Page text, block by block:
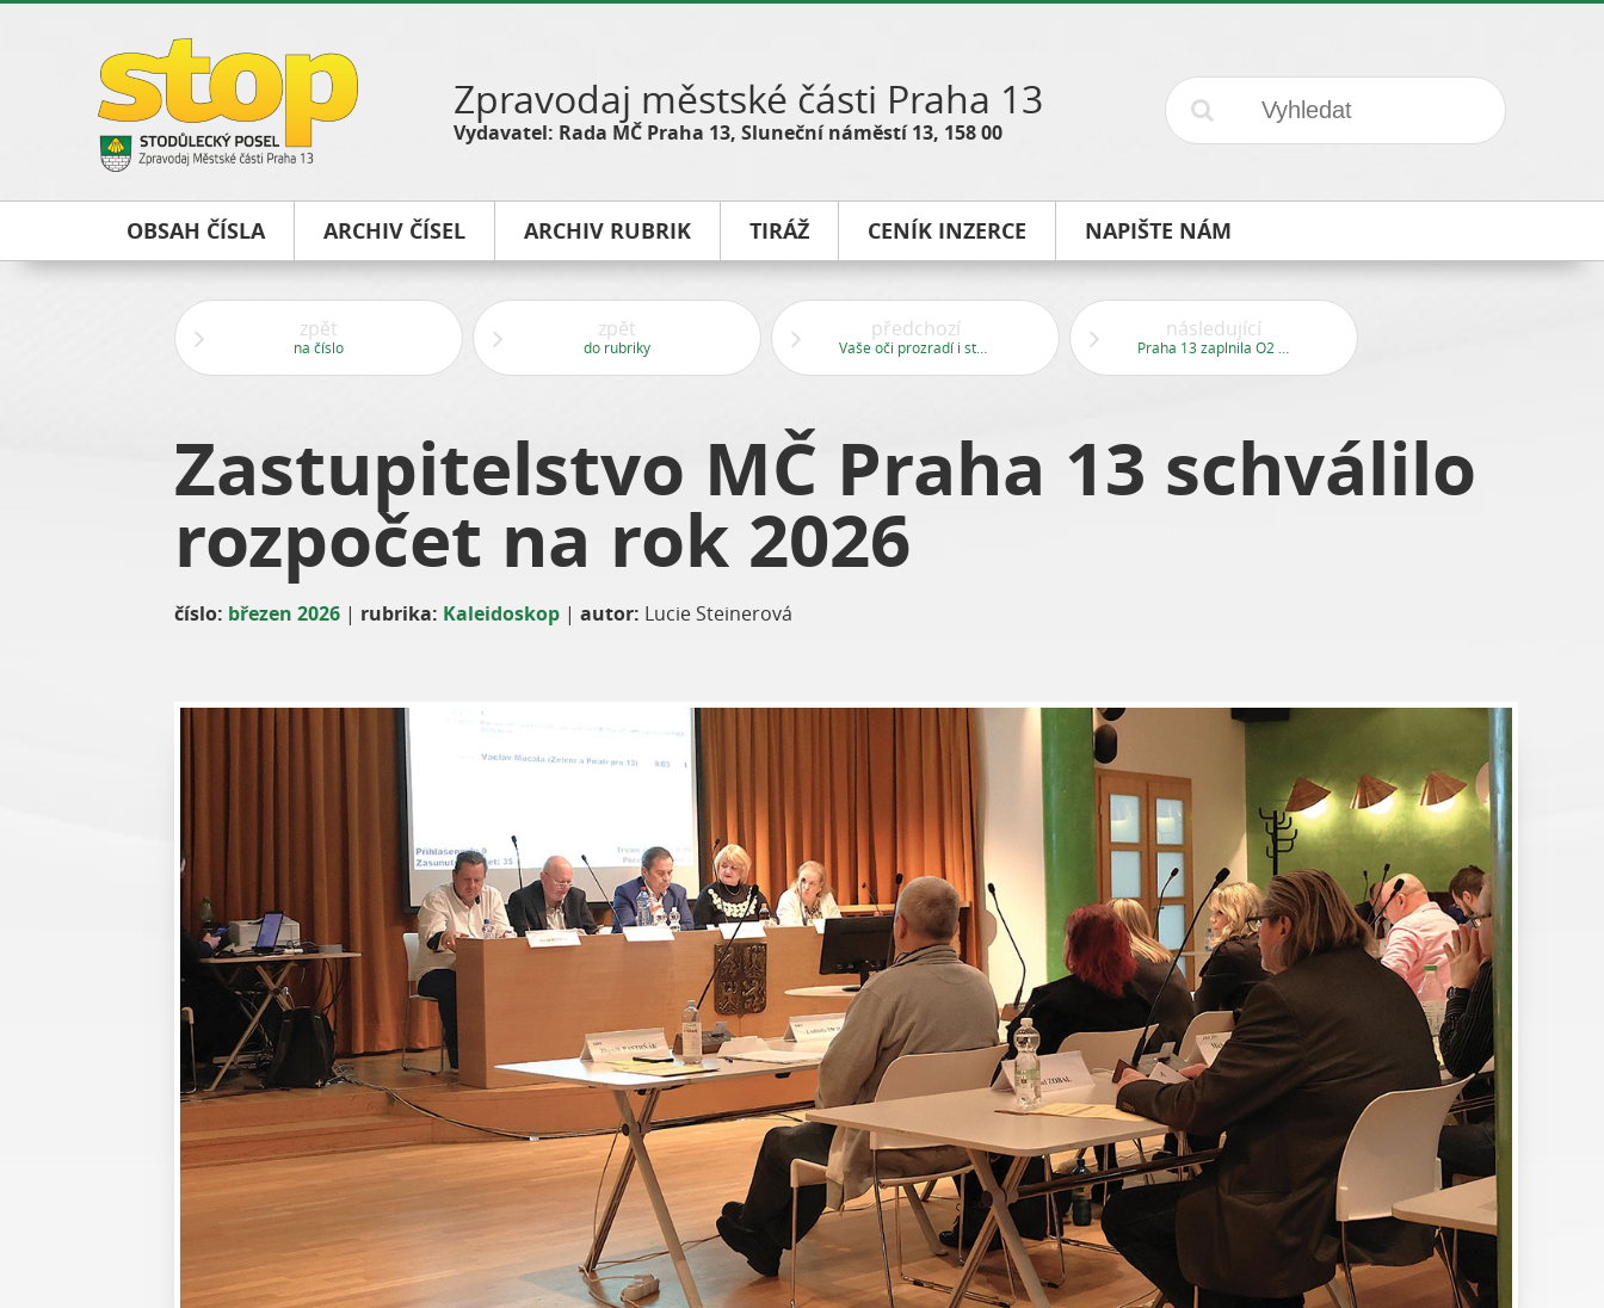
Zpravodaj městské části Praha 13
Vydavatel: Rada MČ Praha 13, Sluneční náměstí 13, 158 00
OBSAH ČÍSLA ARCHIV ČÍSEL ARCHIV RUBRIK TIRÁŽ CENÍK INZERCE NAPIŠTE NÁM
zpět
na číslo
zpět
do rubriky
předchozí následující
Zastupitelstvo MČ Praha 13 schválilo
rozpočet na rok 2026
číslo: březen 2026 | rubrika: Kaleidoskop | autor: Lucie Steinerová